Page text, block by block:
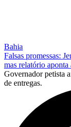
Bahia
Falsas promessas:
mas relatório aponta
Governador petista
de entregas.